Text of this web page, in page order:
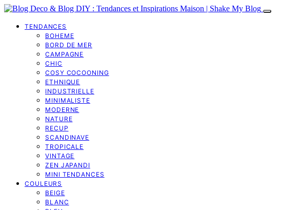
TENDANCES
BOHEME
BORD DE MER
CAMPAGNE
CHIC
COSY COCOONING
ETHNIQUE
INDUSTRIELLE
MINIMALISTE
MODERNE
NATURE
RECUP
SCANDINAVE
TROPICALE
VINTAGE
ZEN JAPANDI
MINI TENDANCES
COULEURS
BEIGE
BLANC